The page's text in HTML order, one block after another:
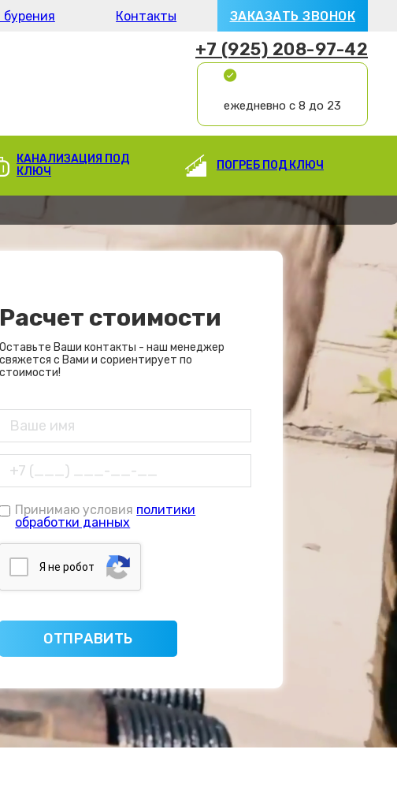
Контакты ЗАКАЗАТЬ ЗВОНОК
+7 (925) 208-97-42
ежедневно с 8 до 23
КАНАЛИЗАЦИЯ ПОД
КЛЮЧ
ПОГРЕБ ПОД КЛЮЧ
Расчет стоимости
Оставьте Ваши контакты - наш менеджер
свяжется с Вами и сориентирует по
стоимости!
Принимаю условия политики
обработки данных
Я нe poбoт